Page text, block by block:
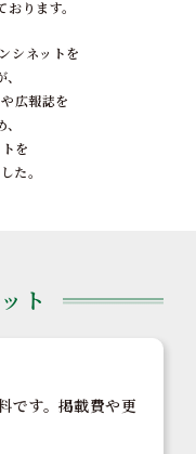
ります。
シネットを
広報誌を
を
た。
ト
です。掲載費や更